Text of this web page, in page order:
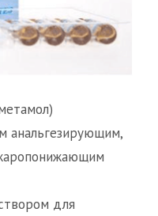
анальгезирующим,
для